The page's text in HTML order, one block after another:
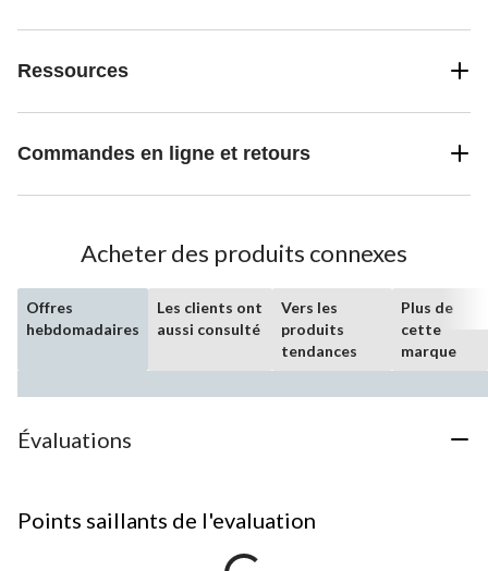
Ressources
Commandes en ligne et retours
Acheter des produits connexes
Offres
hebdomadaires
Les clients ont
aussi consulté
Vers les
produits
tendances
Plus de
cette
marque
Évaluations
Points saillants de l'evaluation